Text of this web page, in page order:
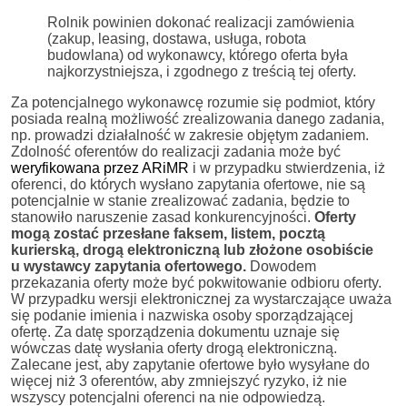
Rolnik powinien dokonać realizacji zamówienia
(zakup, leasing, dostawa, usługa, robota
budowlana) od wykonawcy, którego oferta była
najkorzystniejsza, i zgodnego z treścią tej oferty.
Za potencjalnego wykonawcę rozumie się podmiot, który
posiada realną możliwość zrealizowania danego zadania,
np. prowadzi działalność w zakresie objętym zadaniem.
Zdolność oferentów do realizacji zadania może być
weryfikowana przez ARiMR i w przypadku stwierdzenia, iż
oferenci, do których wysłano zapytania ofertowe, nie są
potencjalnie w stanie zrealizować zadania, będzie to
stanowiło naruszenie zasad konkurencyjności. Oferty
mogą zostać przesłane faksem, listem, pocztą
kurierską, drogą elektroniczną lub złożone osobiście
u wystawcy zapytania ofertowego. Dowodem
przekazania oferty może być pokwitowanie odbioru oferty.
W przypadku wersji elektronicznej za wystarczające uważa
się podanie imienia i nazwiska osoby sporządzającej
ofertę. Za datę sporządzenia dokumentu uznaje się
wówczas datę wysłania oferty drogą elektroniczną.
Zalecane jest, aby zapytanie ofertowe było wysyłane do
więcej niż 3 oferentów, aby zmniejszyć ryzyko, iż nie
wszyscy potencjalni oferenci na nie odpowiedzą.